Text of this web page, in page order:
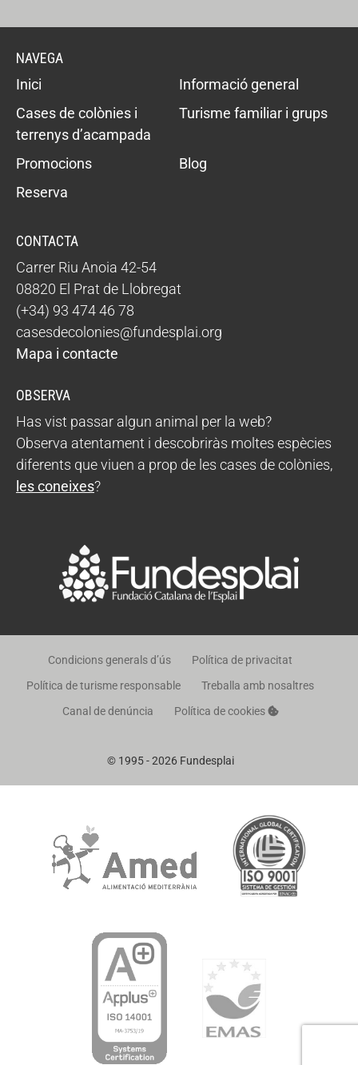
NAVEGA
Inici
Informació general
Cases de colònies i
terrenys d’acampada
Turisme familiar i grups
Promocions
Blog
Reserva
CONTACTA
Carrer Riu Anoia 42-54
08820 El Prat de Llobregat
(+34) 93 474 46 78
casesdecolonies@fundesplai.org
Mapa i contacte
OBSERVA
Has vist passar algun animal per la web?
Observa atentament i descobriràs moltes espècies
diferents que viuen a prop de les cases de colònies,
les coneixes?
© 1995 - 2026 Fundesplai
Condicions generals d’ús
Política de privacitat
Política de turisme responsable
Treballa amb nosaltres
Canal de denúncia
Política de cookies